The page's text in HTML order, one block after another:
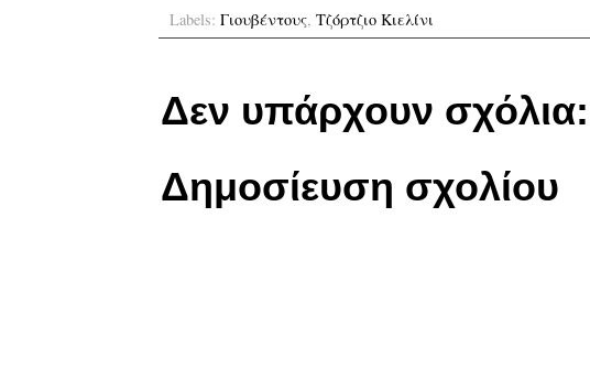
Labels: Γιουβέντους, Τζόρτζιο Κιελίνι
Δεν υπάρχουν σχόλια:
Δημοσίευση σχολίου